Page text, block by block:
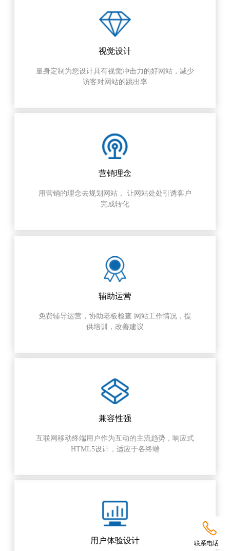

联系电话
视觉设计
量身定制为您设计具有视觉冲击力的好网站，减少
访客对网站的跳出率
营销理念
用营销的理念去规划网站， 让网站处处引诱客户
完成转化
辅助运营
免费辅导运营，协助老板检查 网站工作情况，提
供培训，改善建议
兼容性强
互联网移动终端用户作为互动的主流趋势，响应式
HTML5设计，适应于各终端
用户体验设计